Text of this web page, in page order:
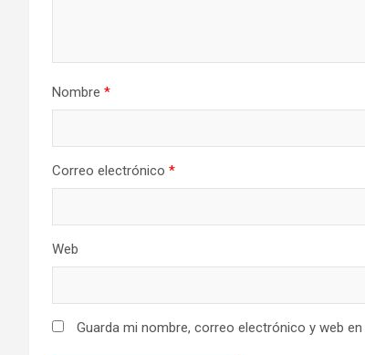
Nombre *
Correo electrónico *
Web
Guarda mi nombre, correo electrónico y web